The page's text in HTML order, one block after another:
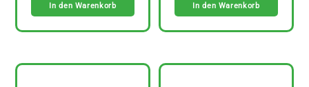
In den Warenkorb In den Warenkorb